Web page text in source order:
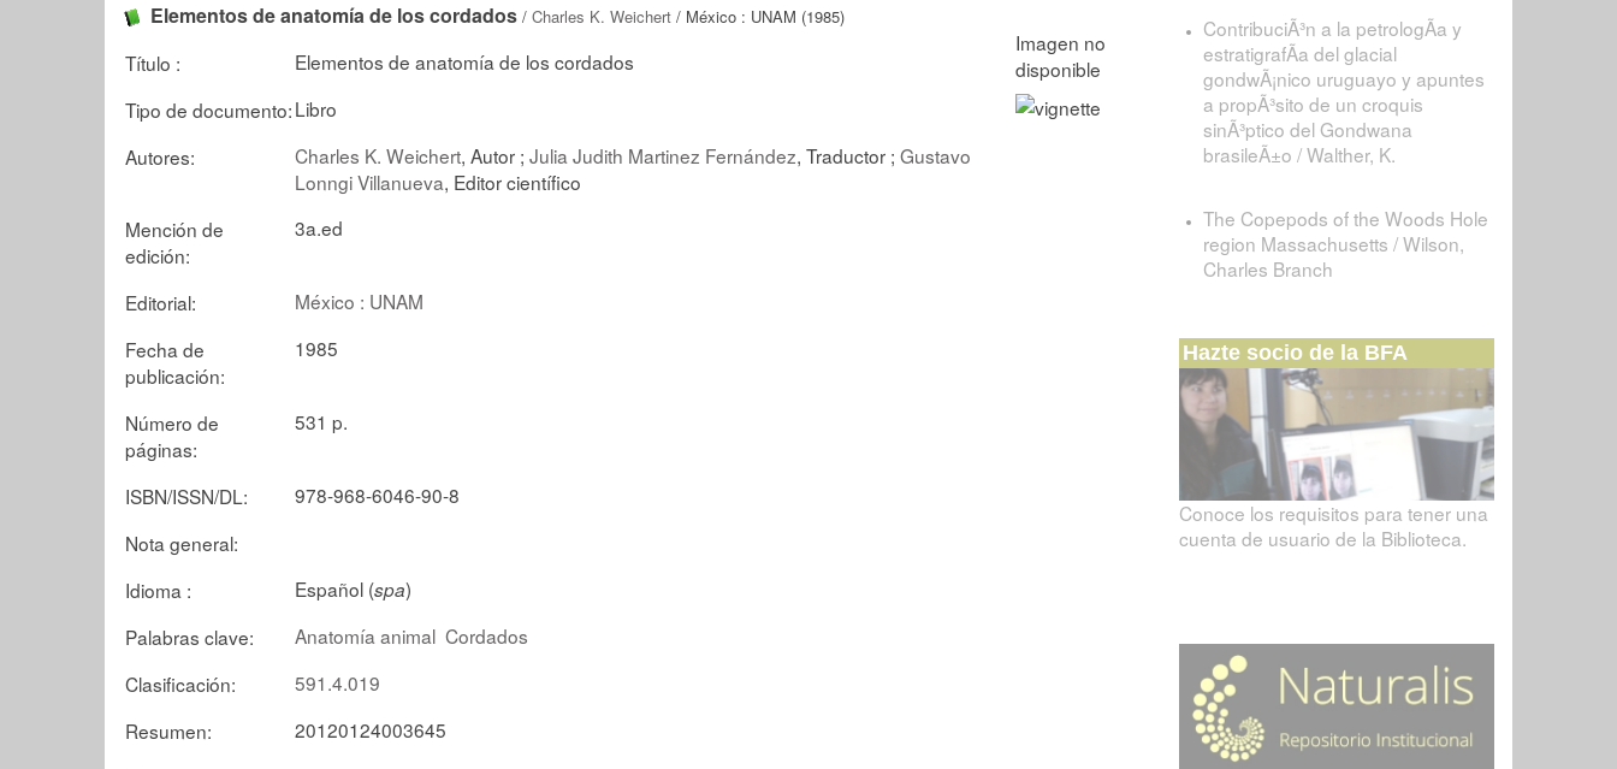
Elementos de anatomía de los cordados / Charles K. Weichert / México : UNAM (1985)
Título :
Elementos de anatomía de los cordados
Tipo de documento:Libro
Autores:
Charles K. Weichert, Autor ; Julia Judith Martinez Fernández, Traductor ; Gustavo
Lonngi Villanueva, Editor científico
Mención de
edición:
3a.ed
Editorial:
México : UNAM
Fecha de
publicación:
1985
Número de
páginas:
531 p.
ISBN/ISSN/DL:
978-968-6046-90-8
Nota general:
Idioma :
Español (spa)
Palabras clave:
Anatomía animal Cordados
Clasificación:
591.4.019
Resumen:
20120124003645
ContribuciÃ³n a la petrologÃ­a y
estratigrafÃ­a del glacial
gondwÃ¡nico uruguayo y apuntes
a propÃ³sito de un croquis
sinÃ³ptico del Gondwana
brasileÃ±o / Walther, K.
The Copepods of the Woods Hole
region Massachusetts / Wilson,
Charles Branch
Hazte socio de la BFA
Conoce los requisitos para tener una
cuenta de usuario de la Biblioteca.